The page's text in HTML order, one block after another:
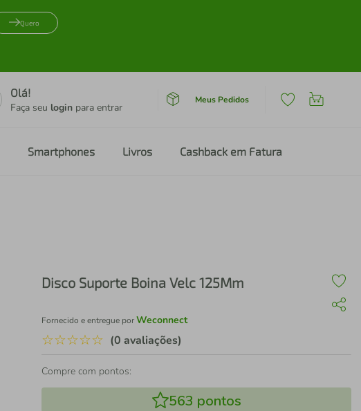
Quero
Olá!
Faça seu login para entrar
Meus Pedidos
Smartphones Livros Cashback em Fatura
Disco Suporte Boina Velc 125Mm
Fornecido e entregue porWeconnect
☆☆☆☆☆ (0 avaliações)
Compre com pontos:
563 pontos